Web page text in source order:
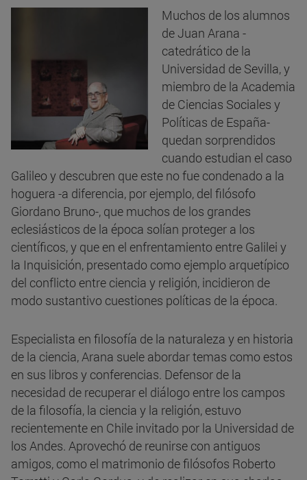
Muchos de los alumnos
de Juan Arana -
catedrático de la
Universidad de Sevilla, y
miembro de la Academia
de Ciencias Sociales y
Políticas de España-
quedan sorprendidos
cuando estudian el caso
Galileo y descubren que este no fue condenado a la
hoguera -a diferencia, por ejemplo, del filósofo
Giordano Bruno-, que muchos de los grandes
eclesiásticos de la época solían proteger a los
científicos, y que en el enfrentamiento entre Galilei y
la Inquisición, presentado como ejemplo arquetípico
del conflicto entre ciencia y religión, incidieron de
modo sustantivo cuestiones políticas de la época.
Especialista en filosofía de la naturaleza y en historia
de la ciencia, Arana suele abordar temas como estos
en sus libros y conferencias. Defensor de la
necesidad de recuperar el diálogo entre los campos
de la filosofía, la ciencia y la religión, estuvo
recientemente en Chile invitado por la Universidad de
los Andes. Aprovechó de reunirse con antiguos
amigos, como el matrimonio de filósofos Roberto